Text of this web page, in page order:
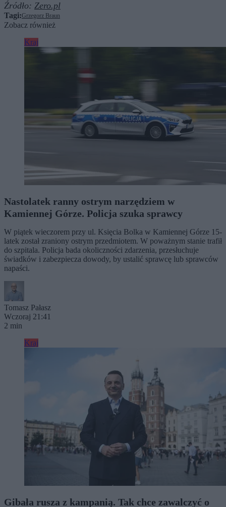
Źródło: Zero.pl
Tagi:Grzegorz Braun
Zobacz również
Kraj
Nastolatek ranny ostrym narzędziem w
Kamiennej Górze. Policja szuka sprawcy
W piątek wieczorem przy ul. Księcia Bolka w Kamiennej Górze 15-
latek został zraniony ostrym przedmiotem. W poważnym stanie trafił
do szpitala. Policja bada okoliczności zdarzenia, przesłuchuje
świadków i zabezpiecza dowody, by ustalić sprawcę lub sprawców
napaści.
Tomasz Pałasz
Wczoraj 21:41
2 min
Kraj
Gibała rusza z kampanią. Tak chce zawalczyć o